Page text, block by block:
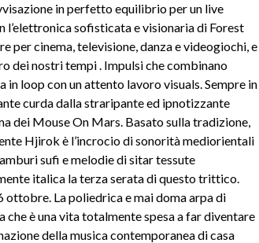
in perfetto equilibrio per un live
l’elettronica sofisticata e visionaria di Forest
per cinema, televisione, danza e videogiochi, e
dei nostri tempi . Impulsi che combinano
loop con un attento lavoro visuals. Sempre in
curda dalla straripante ed ipnotizzante
dei Mouse On Mars. Basato sulla tradizione,
Hjirok è l’incrocio di sonorità mediorientali
sufi e melodie di sitar tessute
italica la terza serata di questo trittico.
La poliedrica e mai doma arpa di
è una vita totalmente spesa a far diventare
della musica contemporanea di casa